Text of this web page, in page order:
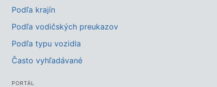
Podľa krajín
Podľa vodičských preukazov
Podľa typu vozidla
Často vyhľadávané
PORTÁL